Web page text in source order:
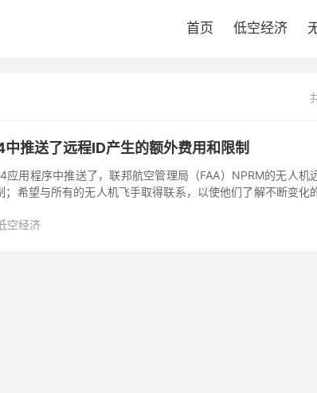
首页 低空经济
推送了远程ID产生的额外费用和限制
应用程序中推送了，联邦航空管理局（FAA）NPRM的无人机
；希望与所有的无人机飞手取得联系，以使他们了解不断变化
空经济